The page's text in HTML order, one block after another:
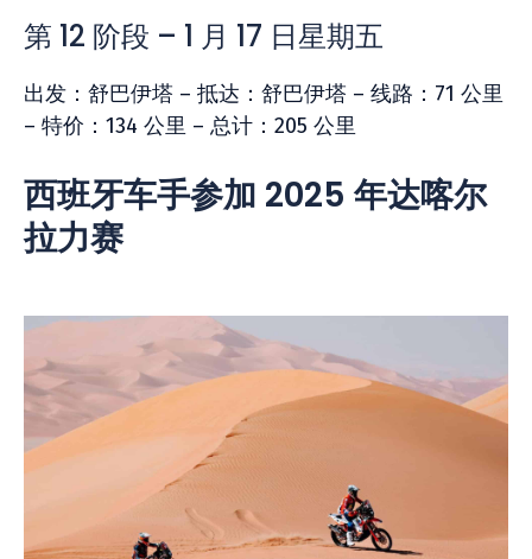
第 12 阶段 – 1 月 17 日星期五
出发：舒巴伊塔 – 抵达：舒巴伊塔 – 线路：71 公里
– 特价：134 公里 – 总计：205 公里
西班牙车手参加 2025 年达喀尔
拉力赛